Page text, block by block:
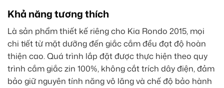
Khả năng tương thích
Là sản phẩm thiết kế riêng cho Kia Rondo 2015, mọi
chi tiết từ mặt dưỡng đến giắc cắm đều đạt độ hoàn
thiện cao. Quá trình lắp đặt được thực hiện theo quy
trình cắm giắc zin 100%, không cắt trích dây điện, đảm
bảo giữ nguyên tính năng vô lăng và chế độ bảo hành